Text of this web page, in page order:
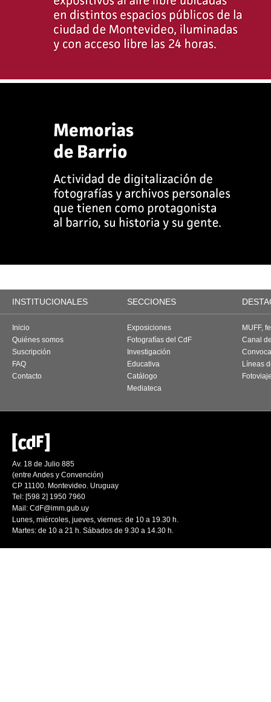
INSTITUCIONALES SECCIONES
Inicio
Quiénes somos
Suscripción
FAQ
Contacto
Exposiciones
Fotografías del CdF
Investigación
Educativa
Catálogo
Mediateca
MUFF,
Canal
Líneas
Av. 18 de Julio 885
(entre Andes y Convención)
CP 11100. Montevideo. Uruguay
Tel: [598 2] 1950 7960
Mail: CdF@imm.gub.uy
Lunes, miércoles, jueves, viernes: de 10 a 19.30 h.
Martes: de 10 a 21 h. Sábados de 9.30 a 14.30 h.